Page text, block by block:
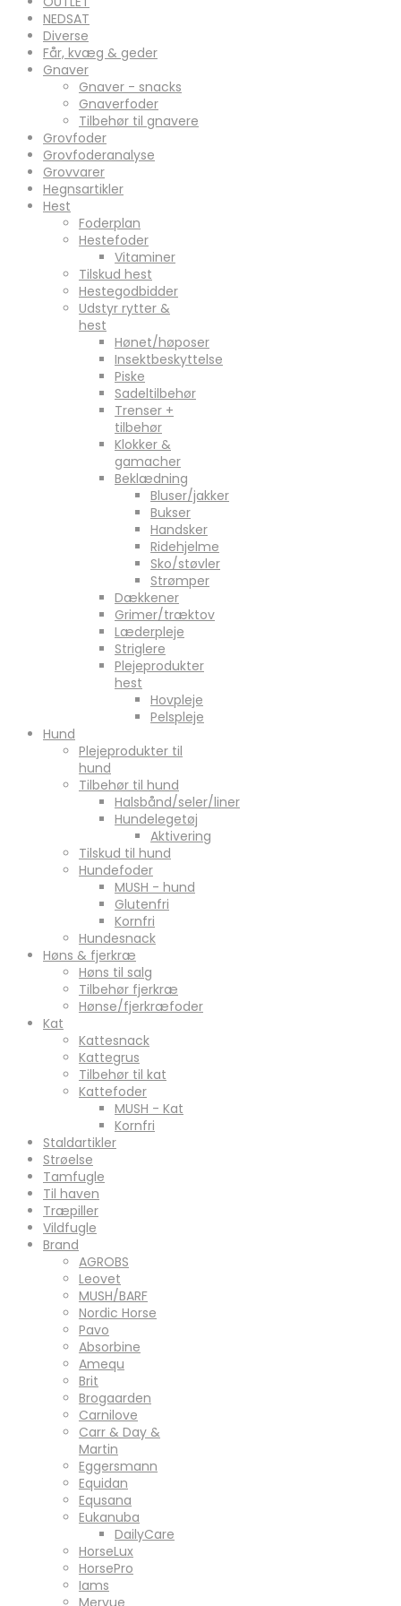
NEDSAT
Diverse
Får, kvæg & geder
Gnaver
Gnaver - snacks
Gnaverfoder
Tilbehør til gnavere
Grovfoder
Grovfoderanalyse
Grovvarer
Hegnsartikler
Hest
Foderplan
Hestefoder
Vitaminer
Tilskud hest
Hestegodbidder
Udstyr rytter &
hest
Hønet/høposer
Insektbeskyttelse
Piske
Sadeltilbehør
Trenser +
tilbehør
Klokker &
gamacher
Beklædning
Bluser/jakker
Bukser
Handsker
Ridehjelme
Sko/støvler
Strømper
Dækkener
Grimer/træktov
Læderpleje
Striglere
Plejeprodukter
hest
Hovpleje
Pelspleje
Hund
Plejeprodukter til
hund
Tilbehør til hund
Halsbånd/seler/liner
Hundelegetøj
Aktivering
Tilskud til hund
Hundefoder
MUSH - hund
Glutenfri
Kornfri
Hundesnack
Høns & fjerkræ
Høns til salg
Tilbehør fjerkræ
Hønse/fjerkræfoder
Kat
Kattesnack
Kattegrus
Tilbehør til kat
Kattefoder
MUSH - Kat
Kornfri
Staldartikler
Strøelse
Tamfugle
Til haven
Træpiller
Vildfugle
Brand
AGROBS
Leovet
MUSH/BARF
Nordic Horse
Pavo
Absorbine
Amequ
Brit
Brogaarden
Carnilove
Carr & Day &
Martin
Eggersmann
Equidan
Equsana
Eukanuba
DailyCare
HorseLux
HorsePro
Iams